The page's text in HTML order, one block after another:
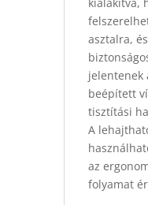
kialakítva,
asztalra,
jelentenek
beépített
tisztítási
A
az
folyamat